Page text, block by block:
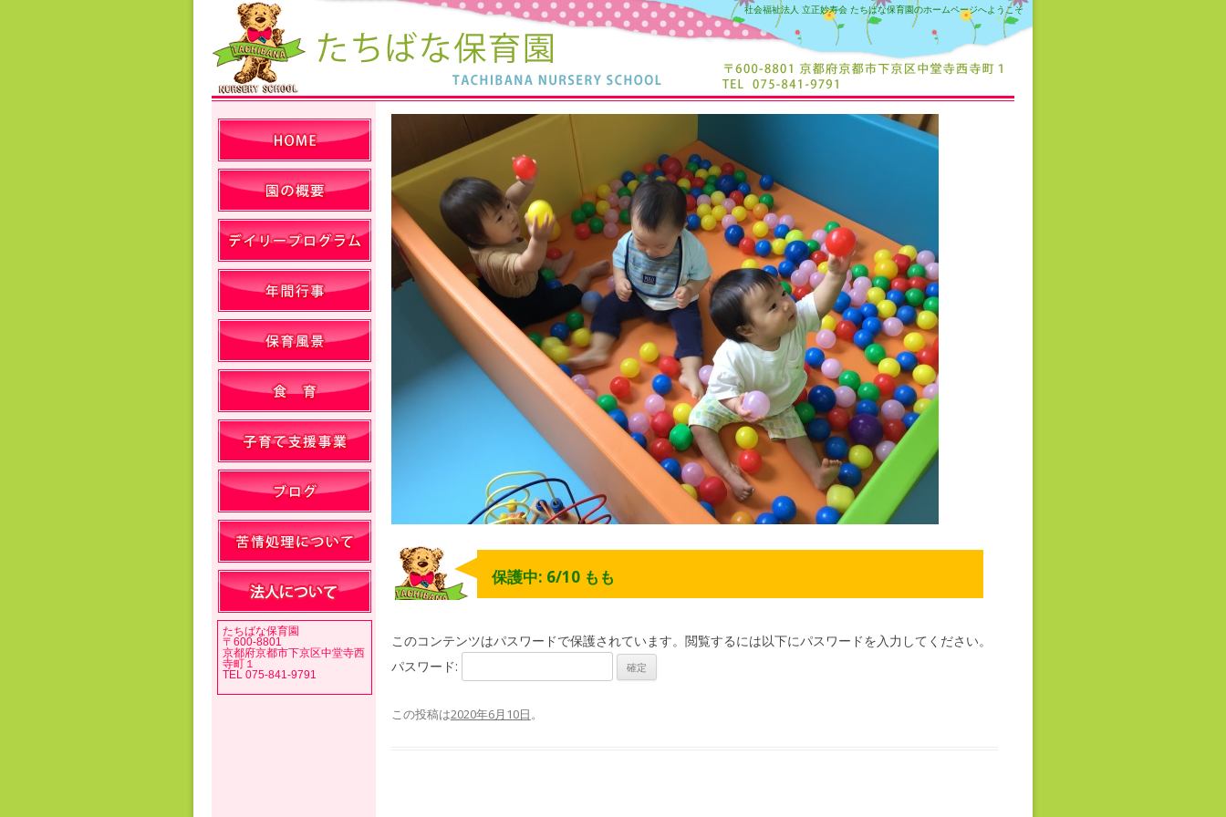
社会福祉法人 立正妙寿会 たちばな保育園のホームページへようこそ
保護中: 6/10 もも
このコンテンツはパスワードで保護されています。閲覧するには以下にパスワードを入力してください。
パスワード:
この投稿は2020年6月10日。
たちばな保育園
〒600-8801
京都府京都市下京区中堂寺西
寺町１
TEL 075-841-9791